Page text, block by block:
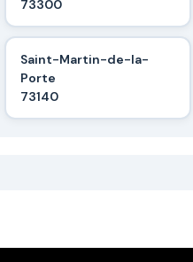
73300
Saint-Martin-de-la-
Porte
73140